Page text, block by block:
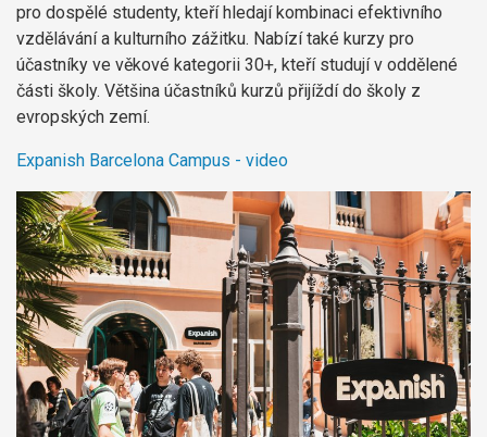
pro dospělé studenty, kteří hledají kombinaci efektivního
vzdělávání a kulturního zážitku. Nabízí také kurzy pro
účastníky ve věkové kategorii 30+, kteří studují v oddělené
části školy. Většina účastníků kurzů přijíždí do školy z
evropských zemí.
Expanish Barcelona Campus - video